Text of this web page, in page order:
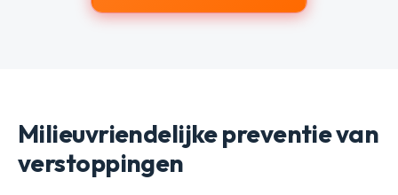
Milieuvriendelijke preventie van
verstoppingen